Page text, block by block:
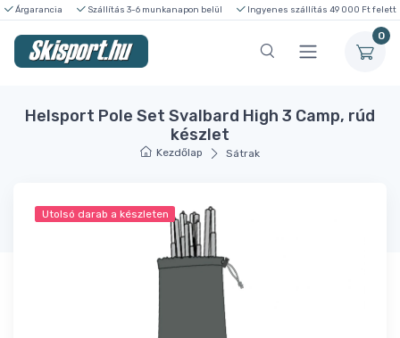
Árgarancia Szállítás 3-6 munkanapon belül Ingyenes szállítás 49 000 Ft felett
0
Helsport Pole Set Svalbard High 3 Camp, rúd
készlet
Kezdőlap Sátrak
Utolsó darab a készleten